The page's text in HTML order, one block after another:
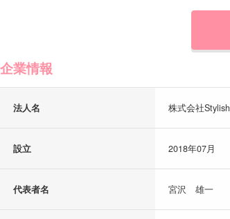
企業情報
法人名 株式会社Stylish
設立 2018年07月
代表者名 宮沢 雄一